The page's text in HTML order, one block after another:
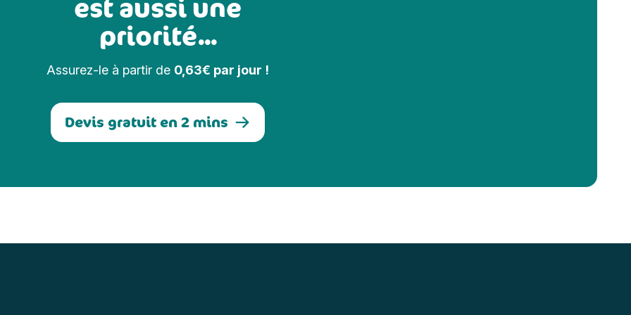
est aussi une
priorité...
Assurez-le à partir de 0,63€ par jour !
Devis gratuit en 2 mins